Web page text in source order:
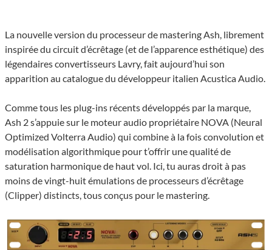
La nouvelle version du processeur de mastering Ash, librement
inspirée du circuit d’écrêtage (et de l’apparence esthétique) des
légendaires convertisseurs Lavry, fait aujourd’hui son
apparition au catalogue du développeur italien Acustica Audio.
Comme tous les plug-ins récents développés par la marque,
Ash 2 s’appuie sur le moteur audio propriétaire NOVA (Neural
Optimized Volterra Audio) qui combine à la fois convolution et
modélisation algorithmique pour t’offrir une qualité de
saturation harmonique de haut vol. Ici, tu auras droit à pas
moins de vingt-huit émulations de processeurs d’écrêtage
(Clipper) distincts, tous conçus pour le mastering.